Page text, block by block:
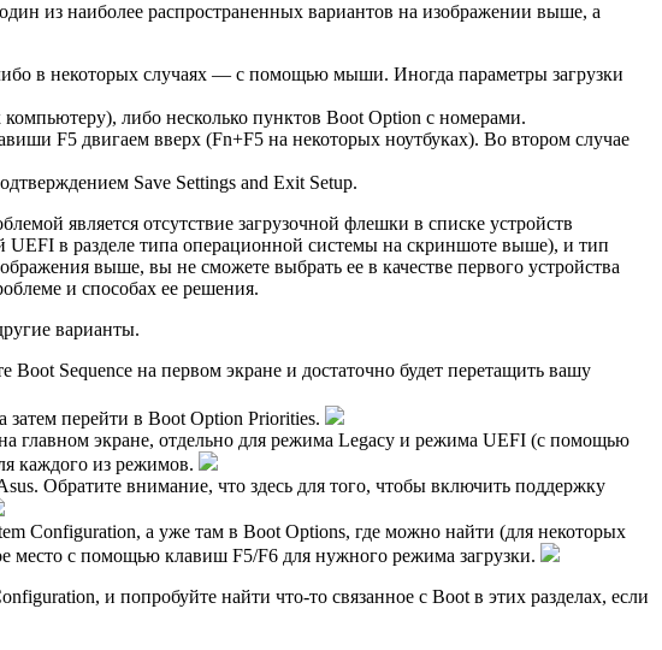
из наиболее распространенных вариантов на изображении выше, а
в некоторых случаях — с помощью мыши. Иногда параметры загрузки
либо несколько пунктов Boot Option с номерами.
F5 двигаем вверх (Fn+F5 на некоторых ноутбуках). Во втором случае
Save Settings and Exit Setup.
является отсутствие загрузочной флешки в списке устройств
UEFI в разделе типа операционной системы на скриншоте выше), и тип
выше, вы не сможете выбрать ее в качестве первого устройства
и способах ее решения.
варианты.
Sequence на первом экране и достаточно будет перетащить вашу
затем перейти в Boot Option Priorities.
главном экране, отдельно для режима Legacy и режима UEFI (с помощью
каждого из режимов.
Обратите внимание, что здесь для того, чтобы включить поддержку
Configuration, а уже там в Boot Options, где можно найти (для некоторых
место с помощью клавиш F5/F6 для нужного режима загрузки.
и попробуйте найти что-то связанное с Boot в этих разделах, если